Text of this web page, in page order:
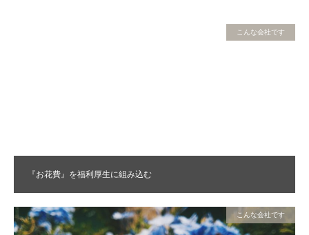
『お花費』を福利厚生に組み込む
こんな会社です
こんな会社です